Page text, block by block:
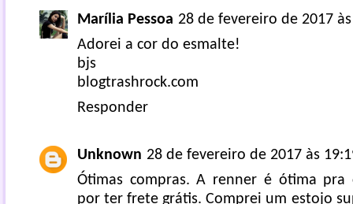
Marília Pessoa 28 de fevereiro de 2017
Adorei a cor do esmalte!
bjs
blogtrashrock.com
Responder
Unknown 28 de fevereiro de 2017 às
Ótimas compras. A renner é ótima pra
por ter frete grátis. Comprei um estojo